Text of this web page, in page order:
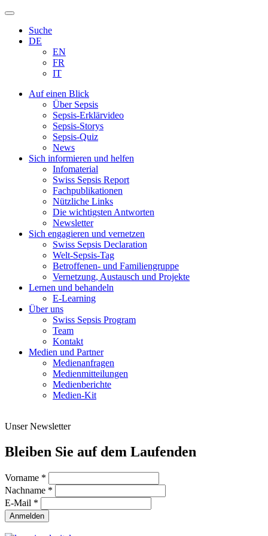
Zum
springenSuche
DE
EN
FR
IT
Auf einen Blick
Über Sepsis
Sepsis-Erklärvideo
Sepsis-Storys
Sepsis-Quiz
News
Sich informieren und helfen
Infomaterial
Swiss Sepsis Report
Fachpublikationen
Nützliche Links
Die wichtigsten Antworten
Newsletter
Sich engagieren und vernetzen
Swiss Sepsis Declaration
Welt-Sepsis-Tag
Betroffenen- und Familiengruppe
Vernetzung, Austausch und Projekte
Lernen und behandeln
E-Learning
Über uns
Swiss Sepsis Program
Team
Kontakt
Medien und Partner
Medienanfragen
Medienmitteilungen
Medienberichte
Medien-Kit
Unser Newsletter
Bleiben Sie auf dem Laufenden
Vorname *
Nachname *
E-Mail *
Anmelden